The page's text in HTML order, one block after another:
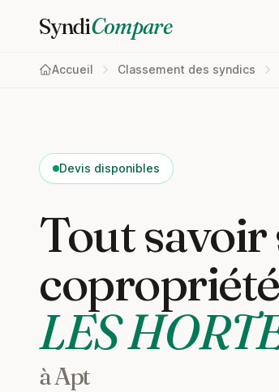
SyndiCompare
Accueil Classement des syndics
Devis disponibles
Tout savoir
copropriété
LES
à Apt